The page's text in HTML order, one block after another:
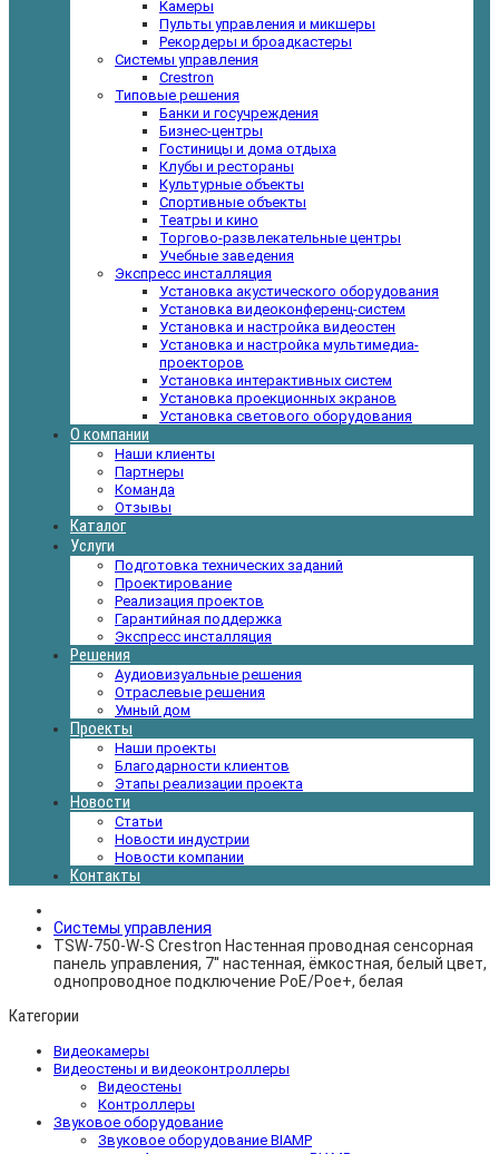
Камеры
Пульты управления и микшеры
Рекордеры и броадкастеры
Системы управления
Crestron
Типовые решения
Банки и госучреждения
Бизнес-центры
Гостиницы и дома отдыха
Клубы и рестораны
Культурные объекты
Спортивные объекты
Театры и кино
Торгово-развлекательные центры
Учебные заведения
Экспресс инсталляция
Установка акустического оборудования
Установка видеоконференц-систем
Установка и настройка видеостен
Установка и настройка мультимедиа-
проекторов
Установка интерактивных систем
Установка проекционных экранов
Установка светового оборудования
О компании
Наши клиенты
Партнеры
Команда
Отзывы
Каталог
Услуги
Подготовка технических заданий
Проектирование
Реализация проектов
Гарантийная поддержка
Экспресс инсталляция
Решения
Аудиовизуальные решения
Отраслевые решения
Умный дом
Проекты
Наши проекты
Благодарности клиентов
Этапы реализации проекта
Новости
Статьи
Новости индустрии
Новости компании
Контакты
Системы управления
TSW-750-W-S Crestron Настенная проводная сенсорная
панель управления, 7'' настенная, ёмкостная, белый цвет,
однопроводное подключение PoE/Poe+, белая
Категории
Видеокамеры
Видеостены и видеоконтроллеры
Видеостены
Контроллеры
Звуковое оборудование
Звуковое оборудование BIAMP